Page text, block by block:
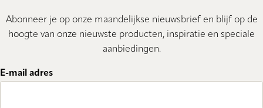
Abonneer je op onze maandelijkse nieuwsbrief en blijf op de
hoogte van onze nieuwste producten, inspiratie en speciale
aanbiedingen.
E-mail adres